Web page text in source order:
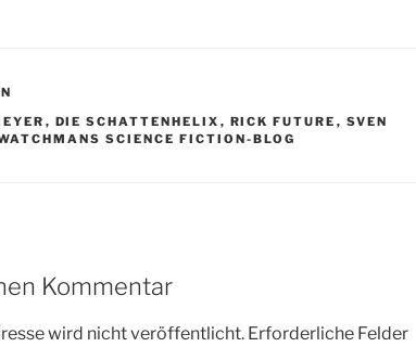
, DIE SCHATTENHELIX , RICK FUTURE , SVEN
SCIENCE FICTION-BLOG
Kommentar
wird nicht veröffentlicht. Erforderliche Felder